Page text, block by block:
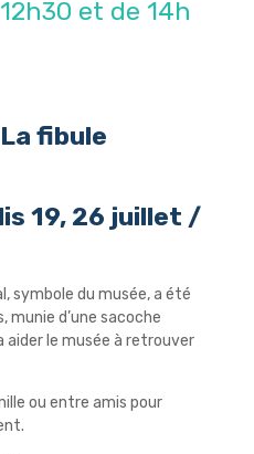
et de 14h
fibule
19, 26 juillet /
symbole du musée, a été
munie d’une sacoche
le musée à retrouver
ou entre amis pour